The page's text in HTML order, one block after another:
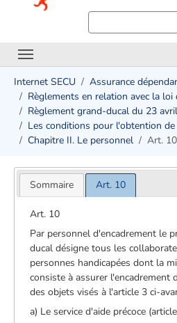
Internet SECU Assurance
Règlements en relation avec la
Règlement grand-ducal du 23
Les conditions pour l'obtention
Chapitre II. Le personnel
Art. 10
Sommaire Art. 10
Art. 10
Par personnel d'encadrement le
ducal désigne tous les
personnes handicapées dont la
consiste à assurer l'encadrement
des objets visés à l'article 3 ci-
a) Le service d'aide précoce